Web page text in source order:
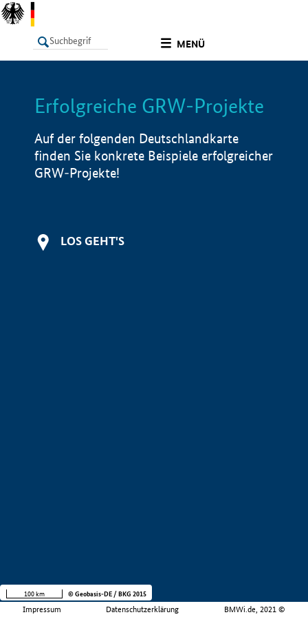
MENÜ
LISTE Info
Erfolgreiche GRW-Projekte
Auf der folgenden Deutschlandkarte
finden Sie konkrete Beispiele erfolgreicher
GRW-Projekte!
LOS GEHT'S
Impressum Datenschutzerklärung BMWi.de, 2021 ©
100 km © Geobasis-DE / BKG 2015